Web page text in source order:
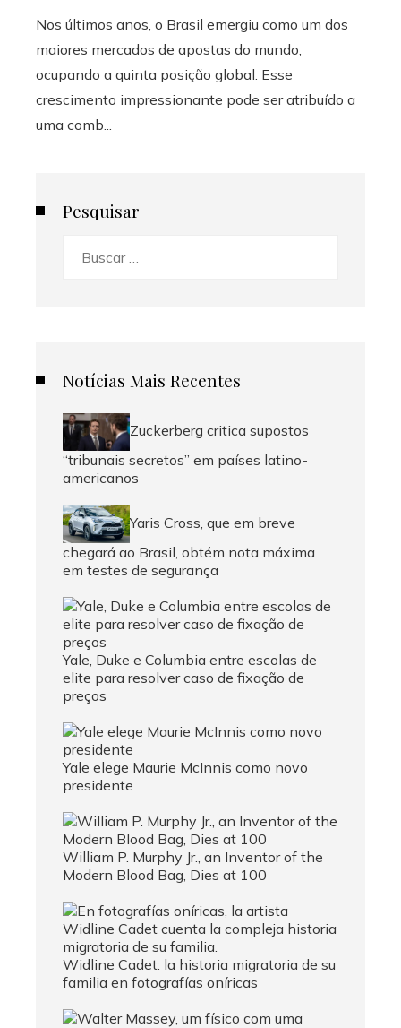
Nos últimos anos, o Brasil emergiu como um dos
maiores mercados de apostas do mundo,
ocupando a quinta posição global. Esse
crescimento impressionante pode ser atribuído a
uma comb...
Pesquisar
Notícias Mais Recentes
Zuckerberg critica supostos
“tribunais secretos” em países latino-
americanos
Yaris Cross, que em breve
chegará ao Brasil, obtém nota máxima
em testes de segurança
Yale, Duke e Columbia entre escolas de
elite para resolver caso de fixação de
preços
Yale elege Maurie McInnis como novo
presidente
William P. Murphy Jr., an Inventor of the
Modern Blood Bag, Dies at 100
Widline Cadet: la historia migratoria de su
familia en fotografías oníricas